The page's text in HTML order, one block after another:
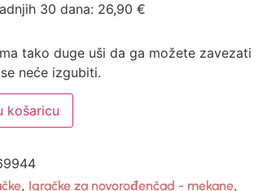
30 dana: 26,90 €
tako duge uši da ga možete zavezati
neće izgubiti.
košaricu
, Igračke za novorođenčad - mekane,